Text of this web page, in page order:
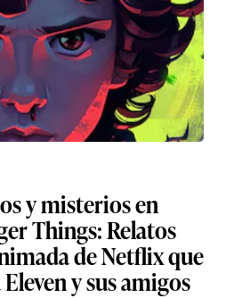
y misterios en
Things: Relatos
de Netflix que
y sus amigos